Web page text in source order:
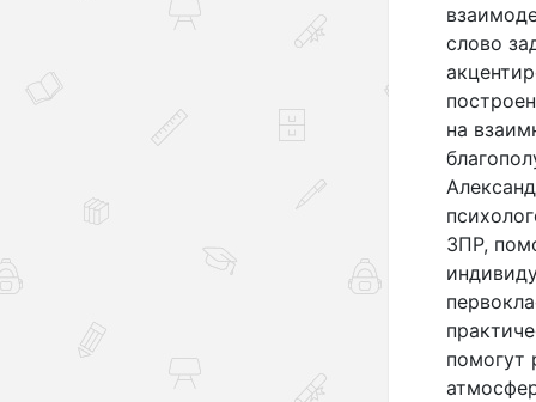
слово
на
ЗПР,
помогут